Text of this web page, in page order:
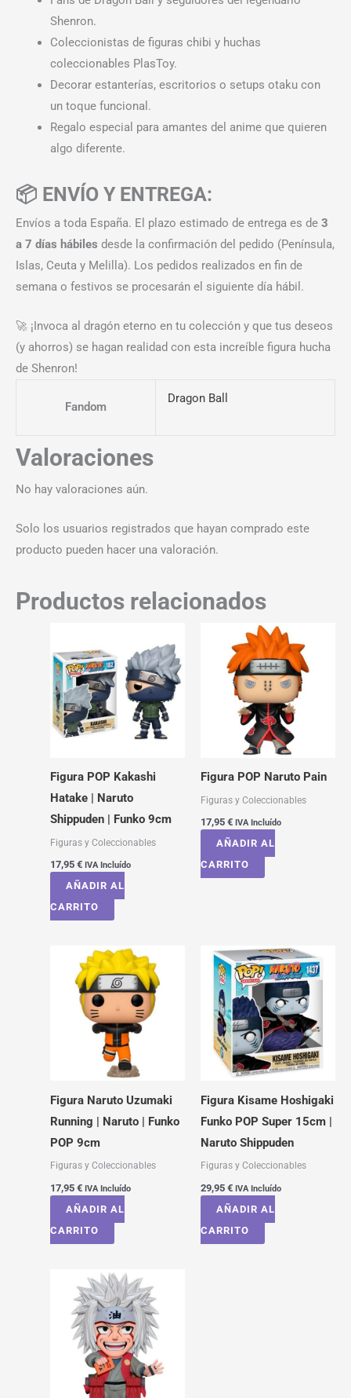
Shenron.
Coleccionistas de figuras chibi y huchas
coleccionables PlasToy.
Decorar estanterías, escritorios o setups otaku con
un toque funcional.
Regalo especial para amantes del anime que quieren
algo diferente.
📦 ENVÍO Y ENTREGA:
Envíos a toda España. El plazo estimado de entrega es de 3
a 7 días hábiles desde la confirmación del pedido (Península,
Islas, Ceuta y Melilla). Los pedidos realizados en fin de
semana o festivos se procesarán el siguiente día hábil.
🚀 ¡Invoca al dragón eterno en tu colección y que tus deseos
(y ahorros) se hagan realidad con esta increíble figura hucha
de Shenron!
Fandom
Dragon Ball
Valoraciones
No hay valoraciones aún.
Solo los usuarios registrados que hayan comprado este
producto pueden hacer una valoración.
Productos relacionados
Figura POP Kakashi
Hatake | Naruto
Shippuden | Funko 9cm
Figuras y Coleccionables
17,95 € IVA Incluído
AÑADIR AL
CARRITO
Figura POP Naruto Pain
Figuras y Coleccionables
17,95 € IVA Incluído
AÑADIR AL
CARRITO
Figura Naruto Uzumaki
Running | Naruto | Funko
POP 9cm
Figuras y Coleccionables
17,95 € IVA Incluído
AÑADIR AL
CARRITO
Figura Kisame Hoshigaki
Funko POP Super 15cm |
Naruto Shippuden
Figuras y Coleccionables
29,95 € IVA Incluído
AÑADIR AL
CARRITO